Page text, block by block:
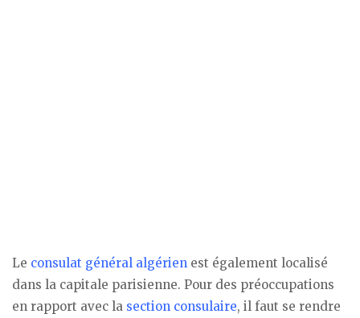
Le consulat général algérien est également localisé
dans la capitale parisienne. Pour des préoccupations
en rapport avec la section consulaire, il faut se rendre